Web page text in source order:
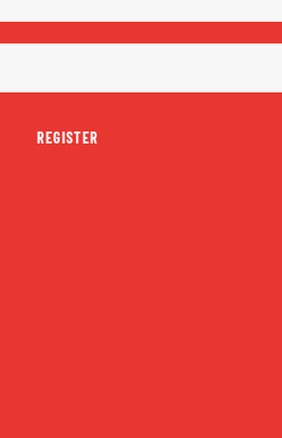
REGISTER